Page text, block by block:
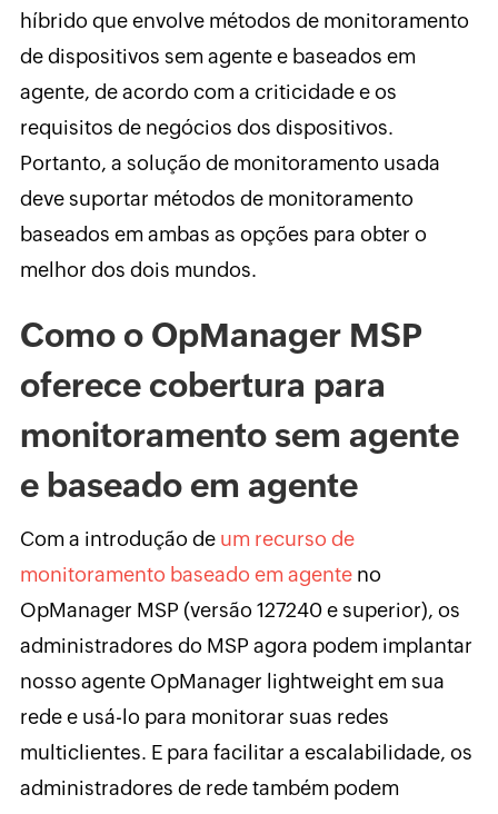
híbrido que envolve métodos de monitoramento
de dispositivos sem agente e baseados em
agente, de acordo com a criticidade e os
requisitos de negócios dos dispositivos.
Portanto, a solução de monitoramento usada
deve suportar métodos de monitoramento
baseados em ambas as opções para obter o
melhor dos dois mundos.
Como o OpManager MSP
oferece cobertura para
monitoramento sem agente
e baseado em agente
Com a introdução de um recurso de
monitoramento baseado em agenteno
OpManager MSP (versão 127240 e superior), os
administradores do MSP agora podem implantar
nosso agente OpManager lightweight em sua
rede e usá-lo para monitorar suas redes
multiclientes. E para facilitar a escalabilidade, os
administradores de rede também podem